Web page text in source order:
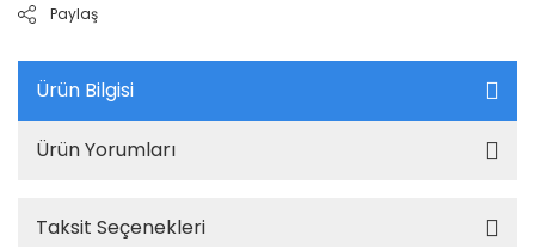
Paylaş
Ürün Bilgisi
Ürün Yorumları
Taksit Seçenekleri